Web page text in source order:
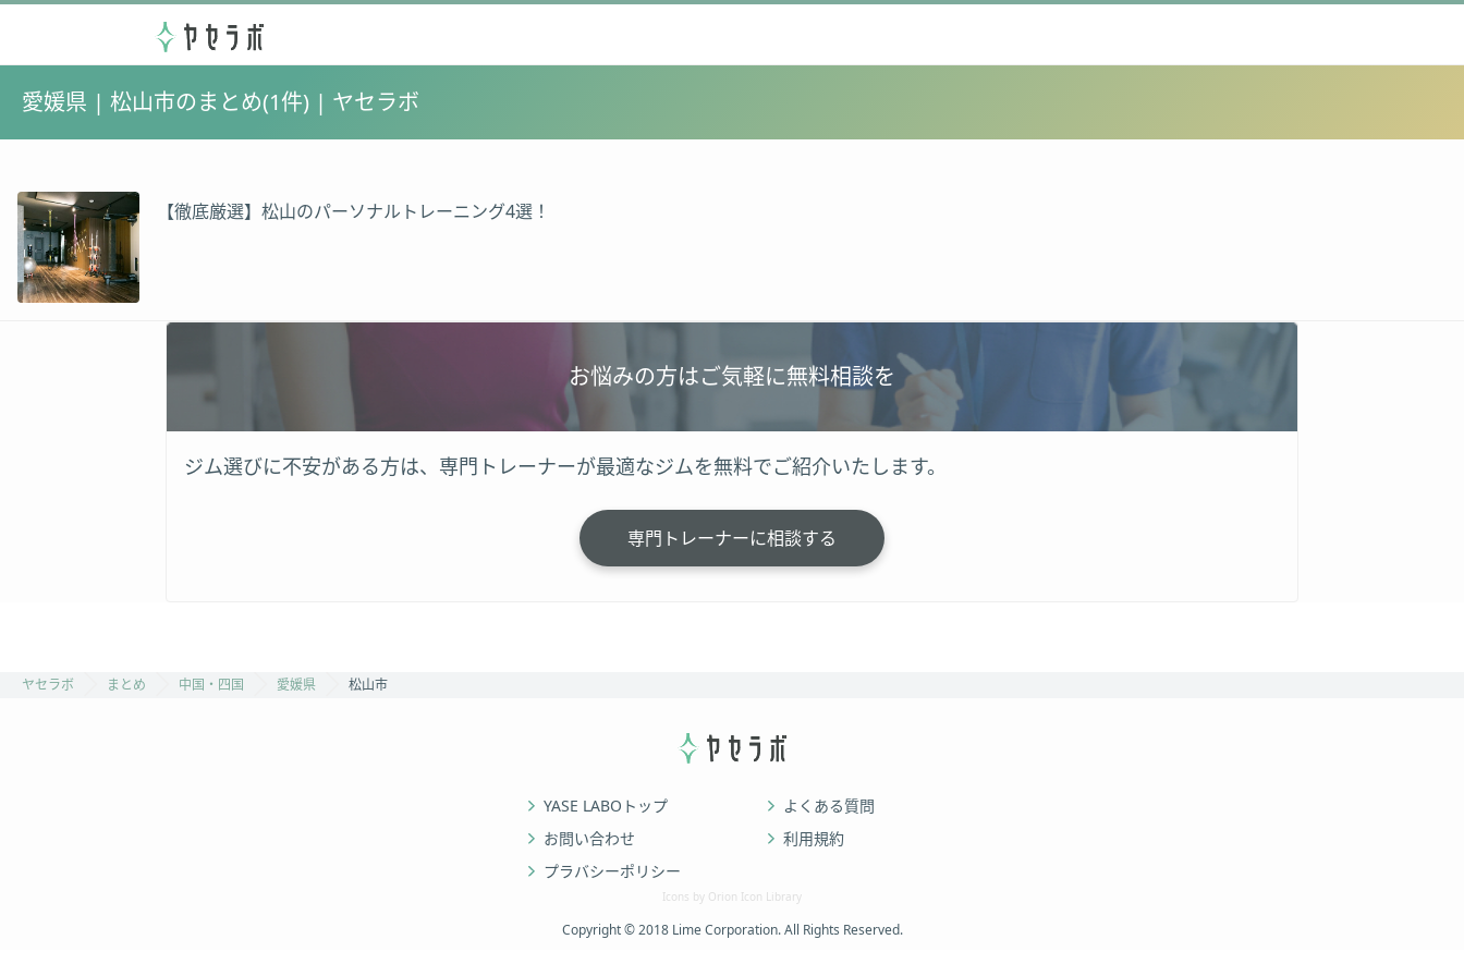
愛媛県 | 松山市のまとめ(1件) | ヤセラボ
【徹底厳選】松山のパーソナルトレーニング4選！
お悩みの方はご気軽に無料相談を
ジム選びに不安がある方は、専門トレーナーが最適なジムを無料でご紹介いたします。
専門トレーナーに相談する
ヤセラボ まとめ 中国・四国 愛媛県 松山市
YASE LABOトップ
よくある質問
お問い合わせ
利用規約
プラバシーポリシー
Icons by Orion Icon Library
Copyright © 2018 Lime Corporation. All Rights Reserved.